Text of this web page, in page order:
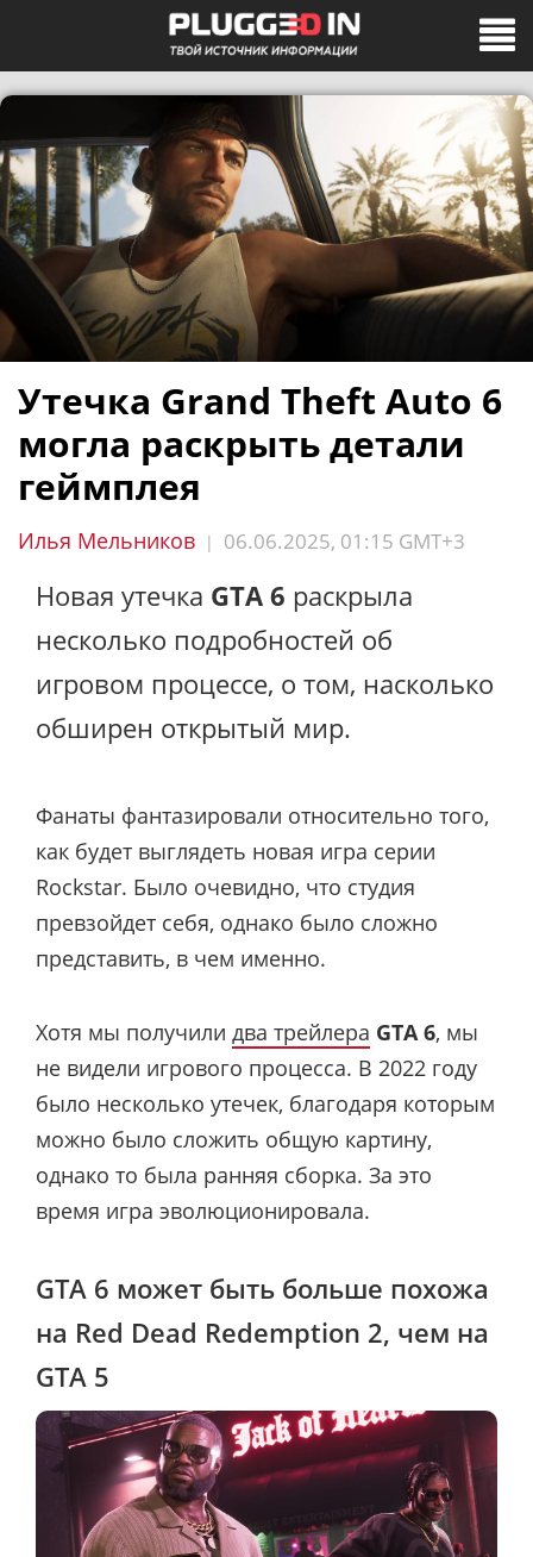
Утечка Grand Theft Auto 6
могла раскрыть детали
геймплея
Илья Мельников | 06.06.2025, 01:15 GMT+3
Новая утечка GTA 6 раскрыла
несколько подробностей об
игровом процессе, о том, насколько
обширен открытый мир.
Фанаты фантазировали относительно того,
как будет выглядеть новая игра серии
Rockstar. Было очевидно, что студия
превзойдет себя, однако было сложно
представить, в чем именно.
Хотя мы получили два трейлера GTA 6, мы
не видели игрового процесса. В 2022 году
было несколько утечек, благодаря которым
можно было сложить общую картину,
однако то была ранняя сборка. За это
время игра эволюционировала.
GTA 6 может быть больше похожа
на Red Dead Redemption 2, чем на
GTA 5